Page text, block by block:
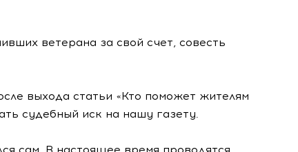
ветерана за свой счет, совесть
выхода статьи «Кто поможет жителям
судебный иск на нашу газету.